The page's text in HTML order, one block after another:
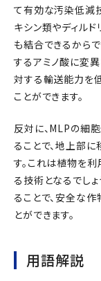
て有効な汚染低減
キシン類やディルド
も結合できるから
するアミノ酸に変
対する輸送能力を
ことができます。
反対に、MLPの細
ることで、地上部
す。これは植物を
る技術となるでし
ることで、安全な
とができます。
用語解説